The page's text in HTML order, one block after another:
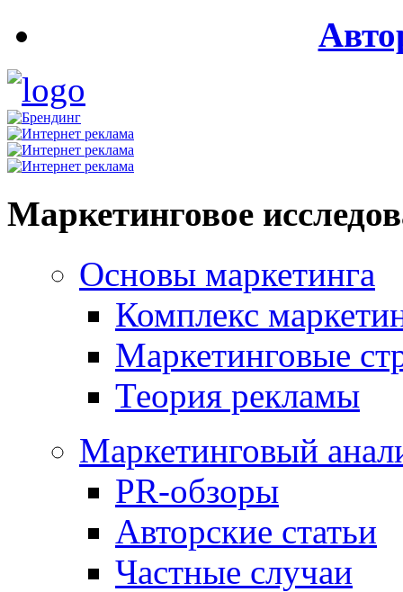
Маркетинговое
Основы маркетинга
Комплекс
Маркетинговые
Теория рекламы
Маркетинговый
PR-обзоры
Авторские статьи
Частные случаи